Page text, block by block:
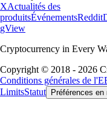
XActualités des
produitsÉvénementsReddit
gView
Cryptocurrency in Every
Copyright © 2018 - 2026
Conditions générales de
LimitsStatut Préférences en